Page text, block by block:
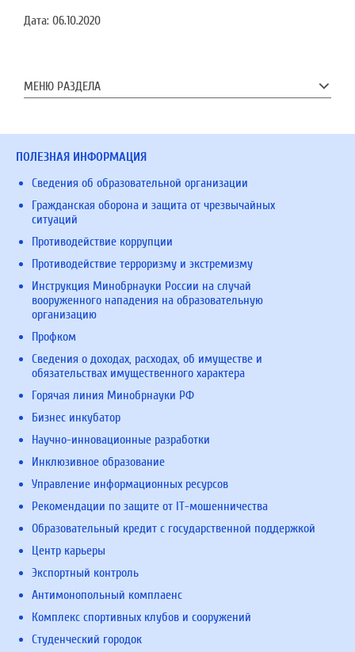
Дата: 06.10.2020
МЕНЮ РАЗДЕЛА
ПОЛЕЗНАЯ ИНФОРМАЦИЯ
Сведения об образовательной организации
Гражданская оборона и защита от чрезвычайных
ситуаций
Противодействие коррупции
Противодействие терроризму и экстремизму
Инструкция Минобрнауки России на случай
вооруженного нападения на образовательную
организацию
Профком
Сведения о доходах, расходах, об имуществе и
обязательствах имущественного характера
Горячая линия Минобрнауки РФ
Бизнес инкубатор
Научно-инновационные разработки
Инклюзивное образование
Управление информационных ресурсов
Рекомендации по защите от IT-мошенничества
Образовательный кредит с государственной поддержкой
Центр карьеры
Экспортный контроль
Антимонопольный комплаенс
Комплекс спортивных клубов и сооружений
Студенческий городок